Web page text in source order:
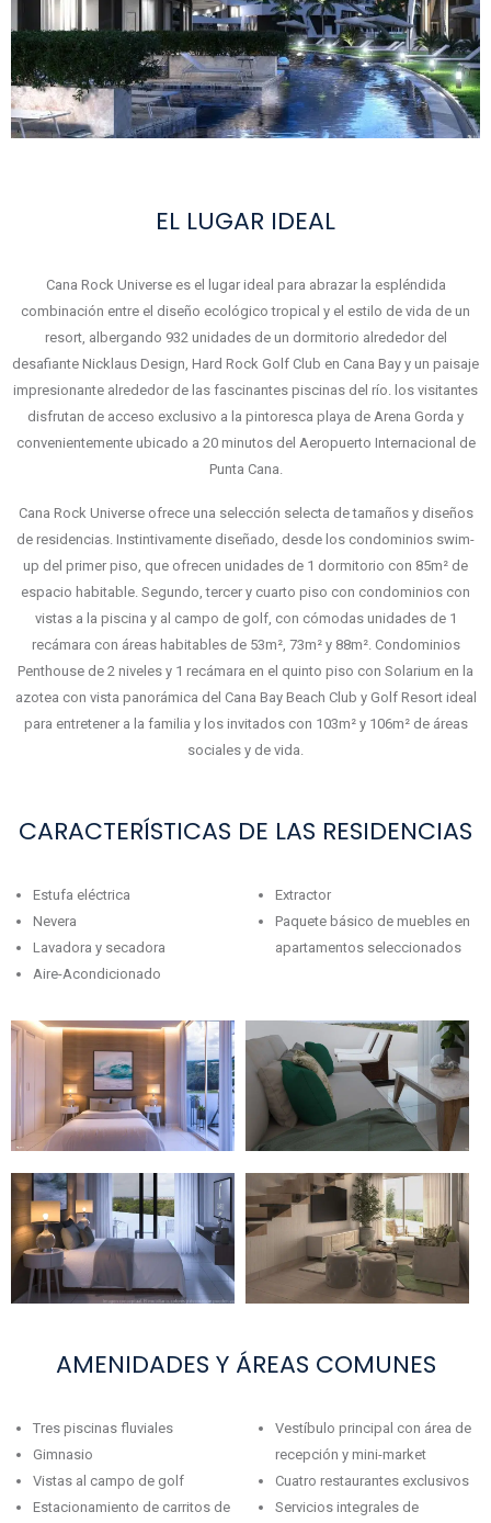
EL LUGAR IDEAL
Cana Rock Universe es el lugar ideal para abrazar la espléndida
combinación entre el diseño ecológico tropical y el estilo de vida de un
resort, albergando 932 unidades de un dormitorio alrededor del
desafiante Nicklaus Design, Hard Rock Golf Club en Cana Bay y un paisaje
impresionante alrededor de las fascinantes piscinas del río. los visitantes
disfrutan de acceso exclusivo a la pintoresca playa de Arena Gorda y
convenientemente ubicado a 20 minutos del Aeropuerto Internacional de
Punta Cana.
Cana Rock Universe ofrece una selección selecta de tamaños y diseños
de residencias. Instintivamente diseñado, desde los condominios swim-
up del primer piso, que ofrecen unidades de 1 dormitorio con 85m² de
espacio habitable. Segundo, tercer y cuarto piso con condominios con
vistas a la piscina y al campo de golf, con cómodas unidades de 1
recámara con áreas habitables de 53m², 73m² y 88m². Condominios
Penthouse de 2 niveles y 1 recámara en el quinto piso con Solarium en la
azotea con vista panorámica del Cana Bay Beach Club y Golf Resort ideal
para entretener a la familia y los invitados con 103m² y 106m² de áreas
sociales y de vida.
CARACTERÍSTICAS DE LAS RESIDENCIAS
Estufa eléctrica
Nevera
Lavadora y secadora
Aire-Acondicionado
Extractor
Paquete básico de muebles en
apartamentos seleccionados
AMENIDADES Y ÁREAS COMUNES
Tres piscinas fluviales
Gimnasio
Vistas al campo de golf
Estacionamiento de carritos de
Vestíbulo principal con área de
recepción y mini-market
Cuatro restaurantes exclusivos
Servicios integrales de